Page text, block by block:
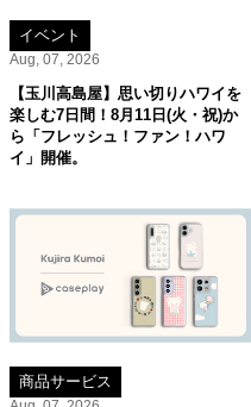
イベント
Aug, 07, 2026
【玉川高島屋】思い切りハワイを
楽しむ7日間！8月11日(火・祝)か
ら「フレッシュ！ファン！ハワ
イ」開催。
商品サービス